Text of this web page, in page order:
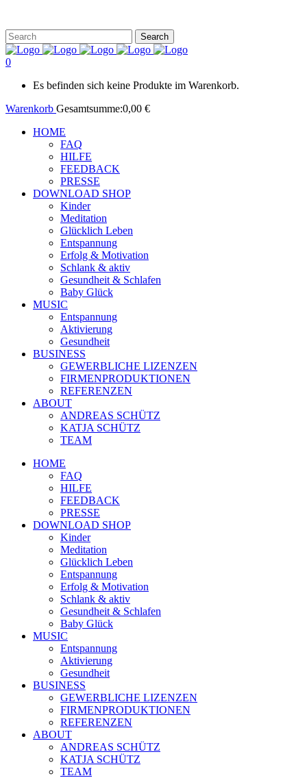
0
Es befinden sich keine Produkte im Warenkorb.
Warenkorb Gesamtsumme:0,00 €
HOME
FAQ
HILFE
FEEDBACK
PRESSE
DOWNLOAD SHOP
Kinder
Meditation
Glücklich Leben
Entspannung
Erfolg & Motivation
Schlank & aktiv
Gesundheit & Schlafen
Baby Glück
MUSIC
Entspannung
Aktivierung
Gesundheit
BUSINESS
GEWERBLICHE LIZENZEN
FIRMENPRODUKTIONEN
REFERENZEN
ABOUT
ANDREAS SCHÜTZ
KATJA SCHÜTZ
TEAM
HOME
FAQ
HILFE
FEEDBACK
PRESSE
DOWNLOAD SHOP
Kinder
Meditation
Glücklich Leben
Entspannung
Erfolg & Motivation
Schlank & aktiv
Gesundheit & Schlafen
Baby Glück
MUSIC
Entspannung
Aktivierung
Gesundheit
BUSINESS
GEWERBLICHE LIZENZEN
FIRMENPRODUKTIONEN
REFERENZEN
ABOUT
ANDREAS SCHÜTZ
KATJA SCHÜTZ
TEAM